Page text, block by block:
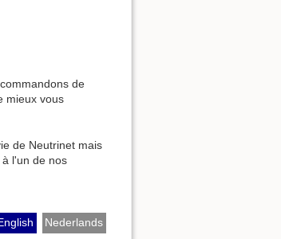
de
mieux vous
de Neutrinet mais
l'un de nos
Nederlands